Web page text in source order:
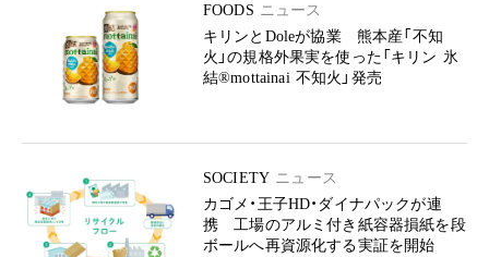
FOODS ニュース
キリンとDoleが協業 熊本産「不知
火」の規格外果実を使った「キリン 氷
結®mottainai 不知火」発売
SOCIETY ニュース
カゴメ・王子HD・ダイナパックが連
携 工場のアルミ付き紙容器損紙を段
ボールへ再資源化する実証を開始